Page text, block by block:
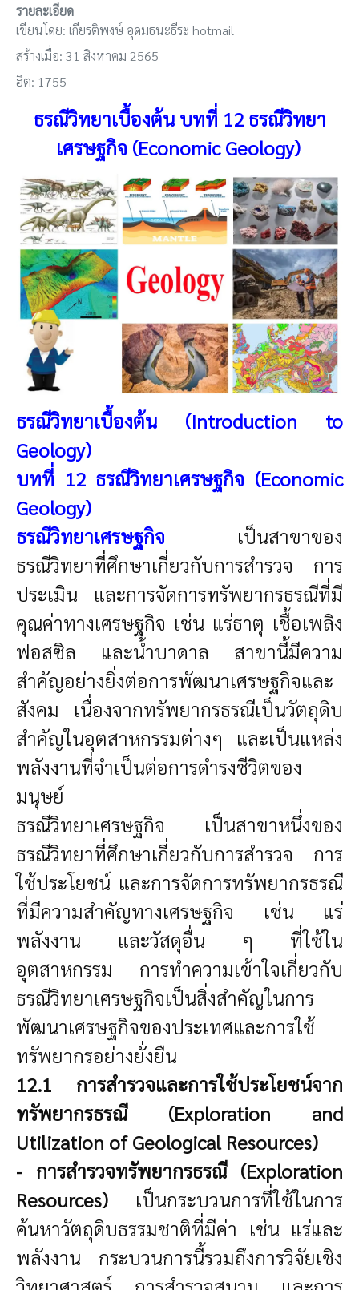
รายละเอียด
เขียนโดย: เกียรติพงษ์ อุดมธนะธีระ hotmail
สร้างเมื่อ: 31 สิงหาคม 2565
ฮิต: 1755
ธรณีวิทยาเบื้องต้น บทที่ 12 ธรณีวิทยา
เศรษฐกิจ (Economic Geology)
ธรณีวิทยาเบื้องต้น (Introduction to
Geology)
บทที่ 12 ธรณีวิทยาเศรษฐกิจ (Economic
Geology)
ธรณีวิทยาเศรษฐกิจ
เป็นสาขาของ
ธรณีวิทยาที่ศึกษาเกี่ยวกับการสำรวจ การ
ประเมิน และการจัดการทรัพยากรธรณีที่มี
คุณค่าทางเศรษฐกิจ เช่น แร่ธาตุ เชื้อเพลิง
ฟอสซิล และน้ำบาดาล สาขานี้มีความ
สำคัญอย่างยิ่งต่อการพัฒนาเศรษฐกิจและ
สังคม เนื่องจากทรัพยากรธรณีเป็นวัตถุดิบ
สำคัญในอุตสาหกรรมต่างๆ และเป็นแหล่ง
พลังงานที่จำเป็นต่อการดำรงชีวิตของ
มนุษย์
ธรณีวิทยาเศรษฐกิจ เป็นสาขาหนึ่งของ
ธรณีวิทยาที่ศึกษาเกี่ยวกับการสำรวจ การ
ใช้ประโยชน์ และการจัดการทรัพยากรธรณี
ที่มีความสำคัญทางเศรษฐกิจ เช่น แร่
พลังงาน และวัสดุอื่น ๆ ที่ใช้ใน
อุตสาหกรรม การทำความเข้าใจเกี่ยวกับ
ธรณีวิทยาเศรษฐกิจเป็นสิ่งสำคัญในการ
พัฒนาเศรษฐกิจของประเทศและการใช้
ทรัพยากรอย่างยั่งยืน
12.1 การสำรวจและการใช้ประโยชน์จาก
ทรัพยากรธรณี (Exploration and
Utilization of Geological Resources)
- การสำรวจทรัพยากรธรณี (Exploration
Resources) เป็นกระบวนการที่ใช้ในการ
ค้นหาวัตถุดิบธรรมชาติที่มีค่า เช่น แร่และ
พลังงาน กระบวนการนี้รวมถึงการวิจัยเชิง